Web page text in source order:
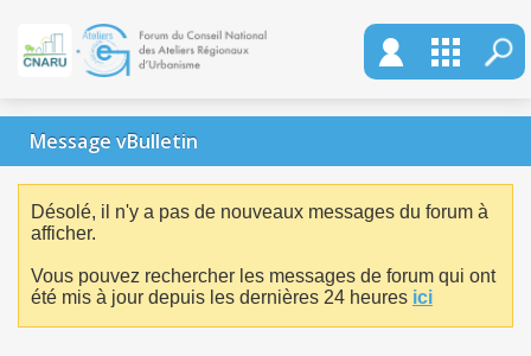
Message vBulletin
Désolé, il n'y a pas de nouveaux messages du forum à
afficher.
Vous pouvez rechercher les messages de forum qui ont
été mis à jour depuis les dernières 24 heures ici